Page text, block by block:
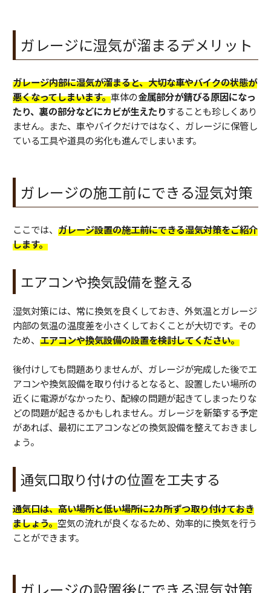
ガレージに湿気が溜まるデメリット
ガレージ内部に湿気が溜まると、大切な車やバイクの状態が
悪くなってしまいます。車体の金属部分が錆びる原因になっ
たり、裏の部分などにカビが生えたりすることも珍しくあり
ません。また、車やバイクだけではなく、ガレージに保管し
ている工具や道具の劣化も進んでしまいます。
ガレージの施工前にできる湿気対策
ここでは、 ガレージ設置の施工前にできる湿気対策をご紹介
します。
エアコンや換気設備を整える
湿気対策には、常に換気を良くしておき、外気温とガレージ
内部の気温の温度差を小さくしておくことが大切です。その
ため、 エアコンや換気設備の設置を検討してください。
後付けしても問題ありませんが、ガレージが完成した後でエ
アコンや換気設備を取り付けるとなると、設置したい場所の
近くに電源がなかったり、配線の問題が起きてしまったりな
どの問題が起きるかもしれません。ガレージを新築する予定
があれば、最初にエアコンなどの換気設備を整えておきまし
ょう。
通気口取り付けの位置を工夫する
通気口は、高い場所と低い場所に2カ所ずつ取り付けておき
ましょう。空気の流れが良くなるため、効率的に換気を行う
ことができます。